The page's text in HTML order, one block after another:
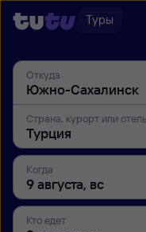
Туры
Откуда
Страна, курорт или отель
Когда
Кто едет